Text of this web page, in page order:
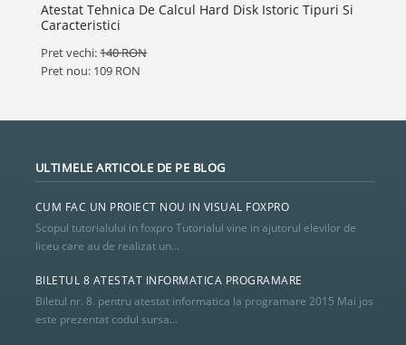
Atestat Tehnica De Calcul Hard Disk Istoric Tipuri Si
Caracteristici
Pret vechi:140 RON
Pret nou: 109 RON
ULTIMELE ARTICOLE DE PE BLOG
CUM FAC UN PROIECT NOU IN VISUAL FOXPRO
Scopul tutorialului in foxpro Tutorialul vine in ajutorul elevilor de
liceu care au de realizat un...
BILETUL 8 ATESTAT INFORMATICA PROGRAMARE
Biletul nr. 8. pentru atestat informatica la programare 2015 Mai jos
este prezentat codul sursa...